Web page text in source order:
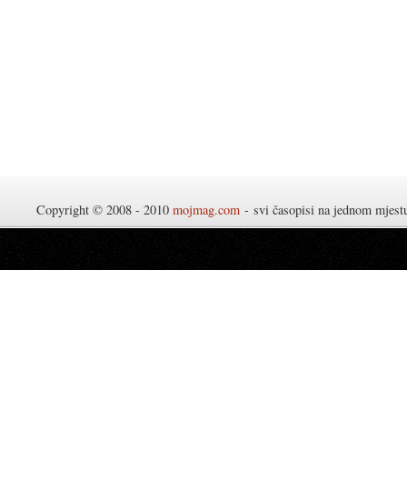
Copyright © 2008 - 2010 mojmag.com - svi časopisi na jednom